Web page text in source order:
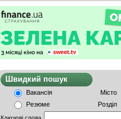
Швидкий
Вакансія
Місто
Резюме
Розділ
Ключові слова